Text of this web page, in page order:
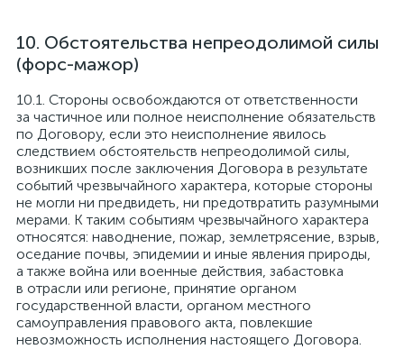
Обстоятельства непреодолимой силы
(форс-мажор)
Стороны освобождаются от ответственности
за частичное или полное неисполнение обязательств
по Договору, если это неисполнение явилось
следствием обстоятельств непреодолимой силы,
возникших после заключения Договора в результате
событий чрезвычайного характера, которые стороны
не могли ни предвидеть, ни предотвратить разумными
мерами. К таким событиям чрезвычайного характера
относятся: наводнение, пожар, землетрясение, взрыв,
оседание почвы, эпидемии и иные явления природы,
а также война или военные действия, забастовка
в отрасли или регионе, принятие органом
государственной власти, органом местного
самоуправления правового акта, повлекшие
невозможность исполнения настоящего Договора.